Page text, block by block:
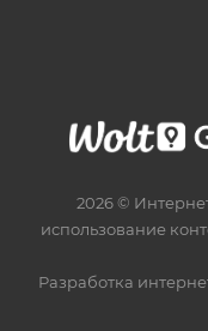
2026 ©
использование
Разработка